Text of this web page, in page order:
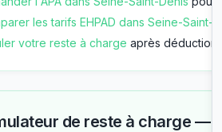
les tarifs EHPAD dans Seine-Saint-
votre reste à charge après déduction
de reste à charge —